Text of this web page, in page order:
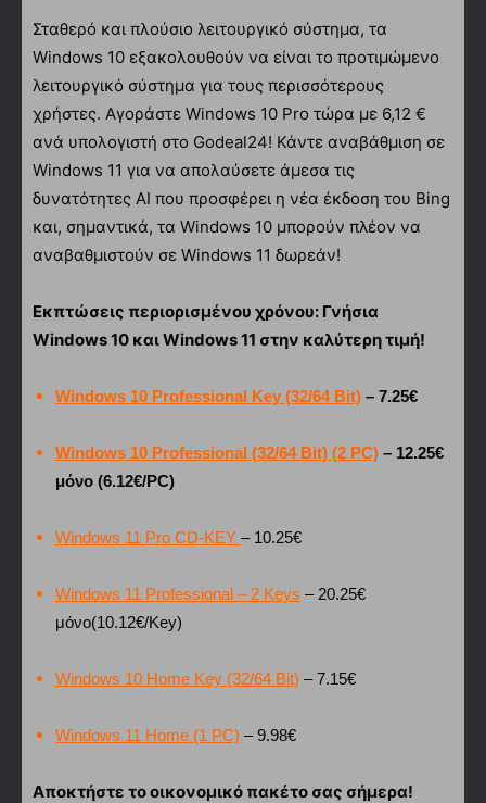
Σταθερό και πλούσιο λειτουργικό σύστημα, τα
Windows 10 εξακολουθούν να είναι το προτιμώμενο
λειτουργικό σύστημα για τους περισσότερους
χρήστες. Αγοράστε Windows 10 Pro τώρα με 6,12 €
ανά υπολογιστή στο Godeal24! Κάντε αναβάθμιση σε
Windows 11 για να απολαύσετε άμεσα τις
δυνατότητες AI που προσφέρει η νέα έκδοση του Bing
και, σημαντικά, τα Windows 10 μπορούν πλέον να
αναβαθμιστούν σε Windows 11 δωρεάν!
Εκπτώσεις περιορισμένου χρόνου: Γνήσια
Windows 10 και Windows 11 στην καλύτερη τιμή!
Windows 10 Professional Key (32/64 Bit) – 7.25€
Windows 10 Professional (32/64 Bit) (2 PC) – 12.25€
μόνο (6.12€/PC)
Windows 11 Pro CD-KEY – 10.25€
Windows 11 Professional – 2 Keys – 20.25€
μόνο(10.12€/Key)
Windows 10 Home Key (32/64 Bit) – 7.15€
Windows 11 Home (1 PC) – 9.98€
Αποκτήστε το οικονομικό πακέτο σας σήμερα!